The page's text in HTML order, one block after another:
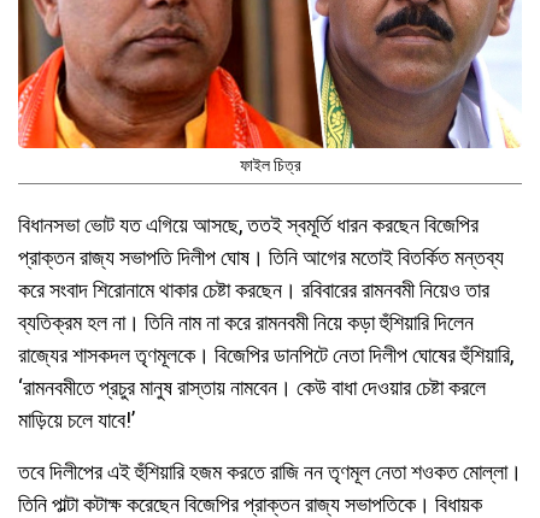
ফাইল চিত্র
বিধানসভা ভোট যত এগিয়ে আসছে, ততই স্বমূর্তি ধারন করছেন বিজেপির
প্রাক্তন রাজ্য সভাপতি দিলীপ ঘোষ। তিনি আগের মতোই বিতর্কিত মন্তব্য
করে সংবাদ শিরোনামে থাকার চেষ্টা করছেন। রবিবারের রামনবমী নিয়েও তার
ব্যতিক্রম হল না। তিনি নাম না করে রামনবমী নিয়ে কড়া হুঁশিয়ারি দিলেন
রাজ্যের শাসকদল তৃণমূলকে। বিজেপির ডানপিটে নেতা দিলীপ ঘোষের হুঁশিয়ারি,
‘রামনবমীতে প্রচুর মানুষ রাস্তায় নামবেন। কেউ বাধা দেওয়ার চেষ্টা করলে
মাড়িয়ে চলে যাবে!’
তবে দিলীপের এই হুঁশিয়ারি হজম করতে রাজি নন তৃণমূল নেতা শওকত মোল্লা।
তিনি পাল্টা কটাক্ষ করেছেন বিজেপির প্রাক্তন রাজ্য সভাপতিকে। বিধায়ক